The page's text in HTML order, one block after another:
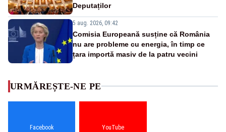
Deputaților
5 aug. 2026, 09:42
Comisia Europeană susține că România
nu are probleme cu energia, în timp ce
țara importă masiv de la patru vecini
URMĂREȘTE-NE PE
Facebook YouTube